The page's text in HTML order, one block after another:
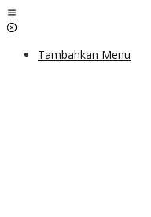
Lewati
ke
Tambahkan Menu